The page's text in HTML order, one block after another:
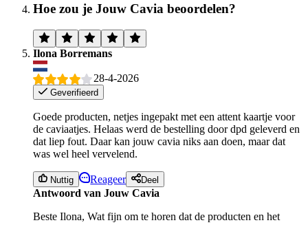
Hoe zou je Jouw Cavia beoordelen?
Ilona Borremans
28-4-2026
Geverifieerd
Goede producten, netjes ingepakt met een attent kaartje voor
de caviaatjes. Helaas werd de bestelling door dpd geleverd en
dat liep fout. Daar kan jouw cavia niks aan doen, maar dat
was wel heel vervelend.
Nuttig Reageer Deel
Antwoord van Jouw Cavia
Beste Ilona, Wat fijn om te horen dat de producten en het